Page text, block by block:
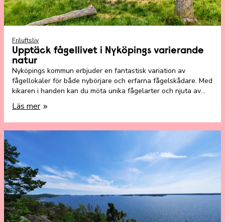
Friluftsliv
Upptäck fågellivet i Nyköpings varierande
natur
Nyköpings kommun erbjuder en fantastisk variation av
fågellokaler för både nybörjare och erfarna fågelskådare. Med
kikaren i handen kan du möta unika fågelarter och njuta av
natursköna miljöer året runt.
Läs mer